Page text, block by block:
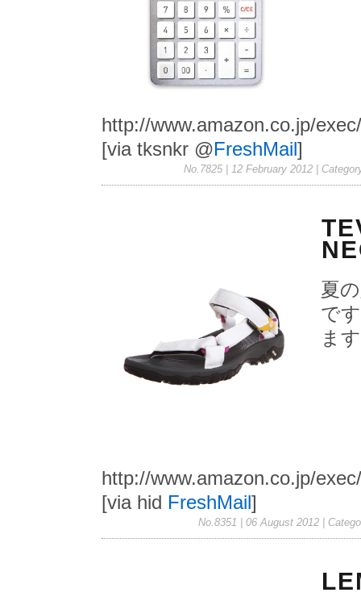
http://www.amazon.co.jp/
[via tksnkr @FreshMail ]
No.7825 | 12 February 2012 |
夏
で
ま
http://www.amazon.co.jp/
[via hid FreshMail]
No.8351 | 06 August 2012|